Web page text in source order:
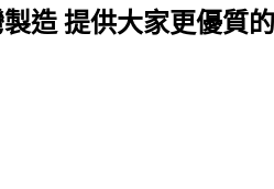
造 提供大家更優質